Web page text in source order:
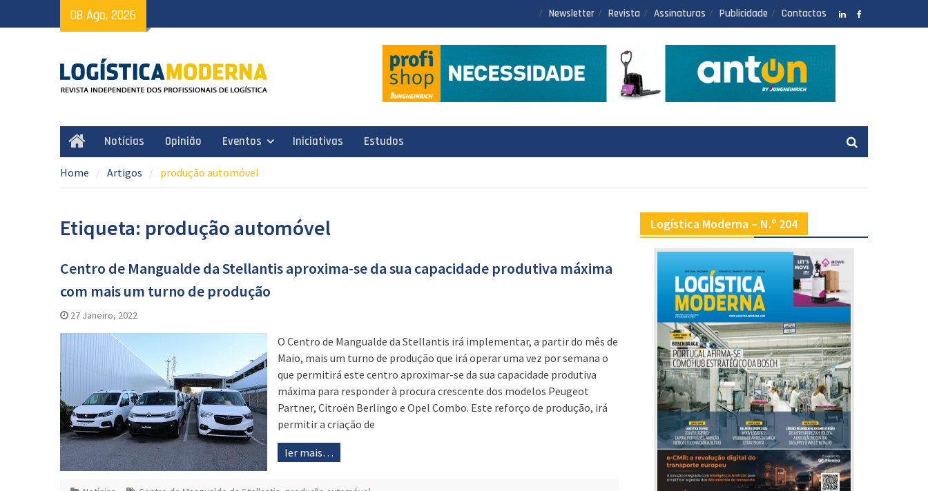
to
08 Ago, 2026 Newsletter Revista Assinaturas Publicidade Contactos
HomeNotícias Opinião Eventos Iniciativas Estudos
Home Artigos produção automóvel
Etiqueta: produção automóvel
Centro de Mangualde da Stellantis aproxima-se da sua capacidade produtiva máxima
com mais um turno de produção
27 Janeiro, 2022
O Centro de Mangualde da Stellantis irá implementar, a partir do mês de
Maio, mais um turno de produção que irá operar uma vez por semana o
que permitirá este centro aproximar-se da sua capacidade produtiva
máxima para responder à procura crescente dos modelos Peugeot
Partner, Citroën Berlingo e Opel Combo. Este reforço de produção, irá
permitir a criação de
ler mais…
Logística Moderna – N.º 204